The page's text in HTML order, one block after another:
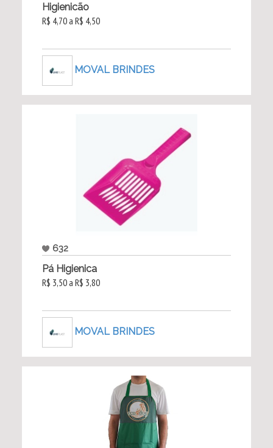
Higienicão
R$ 4,70 a R$ 4,50
MOVAL BRINDES
632
Pá Higienica
R$ 3,50 a R$ 3,80
MOVAL BRINDES